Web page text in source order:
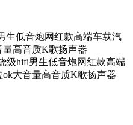
生低音炮网红款高端车载汽
高音质K歌扬声器
级hifi男生低音炮网红款高端
大音量高音质K歌扬声器